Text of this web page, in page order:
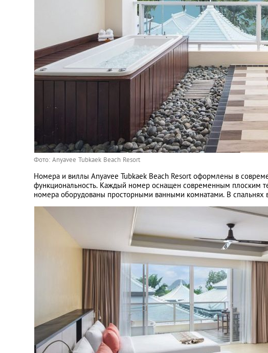
Фото: Anyavee Tubkaek Beach Resort
Номера и виллы Anyavee Tubkaek Beach Resort оформлены в
функциональность. Каждый номер оснащен современным плоским
номера оборудованы просторными ванными комнатами. В спальнях